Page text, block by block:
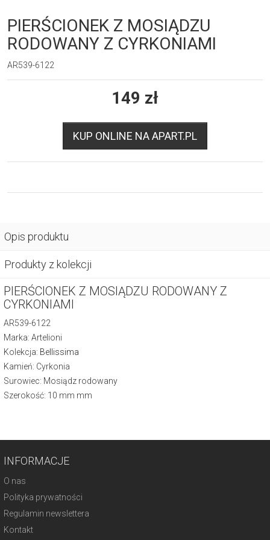
PIERŚCIONEK Z MOSIĄDZU
RODOWANY Z CYRKONIAMI
AR539-6122
149 zł
KUP ONLINE NA APART.PL
Opis produktu
Produkty z kolekcji
PIERŚCIONEK Z MOSIĄDZU RODOWANY Z
CYRKONIAMI
AR539-6122
Marka: Artelioni
Kolekcja: Bellissima
Kamień: Cyrkonia
Surowiec: Mosiądz rodowany
Szerokość: 10 mm mm
INFORMACJE
O nas
Polityka prywatności
Regulamin newslettera
Kontakt